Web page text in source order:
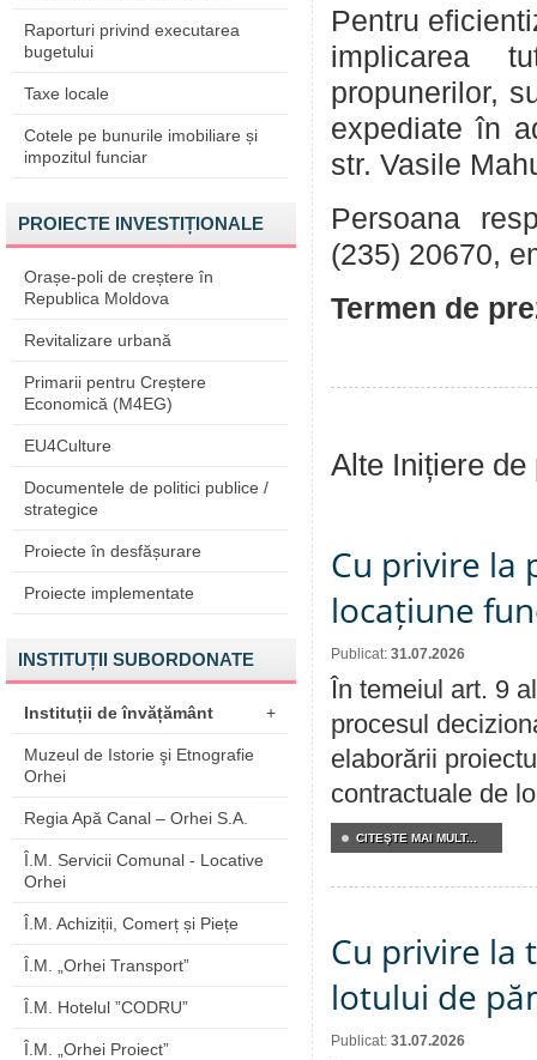
Raporturi privind executarea
bugetului
Taxe locale
Cotele pe bunurile imobiliare și
impozitul funciar
PROIECTE INVESTIȚIONALE
Orașe-poli de creștere în
Republica Moldova
Revitalizare urbană
Primarii pentru Creștere
Economică (M4EG)
EU4Culture
Documentele de politici publice /
strategice
Proiecte în desfășurare
Proiecte implementate
INSTITUȚII SUBORDONATE
Instituții de învățământ +
Muzeul de Istorie şi Etnografie
Orhei
Regia Apă Canal – Orhei S.A.
Î.M. Servicii Comunal - Locative
Orhei
Î.M. Achiziții, Comerț și Piețe
Î.M. „Orhei Transport”
Î.M. Hotelul ”CODRU”
Î.M. „Orhei Proiect”
Pentru
implicarea
propunerilor,
expediate în
str. Vasile
Persoana
(235) 20670,
Termen de
Alte Inițiere de
Cu privire la
locațiune
Publicat: 31.07.2026
În temeiul art. 9
procesul
elaborării
contractuale de
CITEŞTE MAI MULT...
Cu privire la
lotului de
Publicat: 31.07.2026